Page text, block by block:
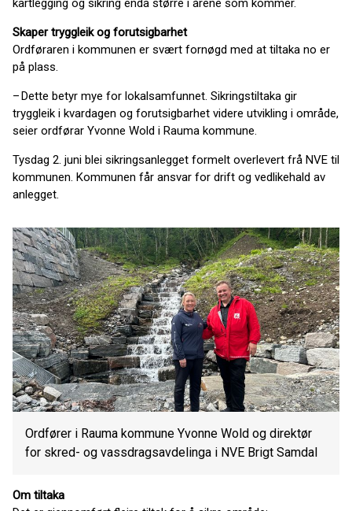
kartlegging og sikring enda større i årene som kommer.
Skaper tryggleik og forutsigbarhet
Ordføraren i kommunen er svært fornøgd med at tiltaka no er
på plass.
– Dette betyr mye for lokalsamfunnet. Sikringstiltaka gir
tryggleik i kvardagen og forutsigbarhet videre utvikling i område,
seier ordførar Yvonne Wold i Rauma kommune.
Tysdag 2. juni blei sikringsanlegget formelt overlevert frå NVE til
kommunen. Kommunen får ansvar for drift og vedlikehald av
anlegget.
Ordfører i Rauma kommune Yvonne Wold og direktør
for skred- og vassdragsavdelinga i NVE Brigt Samdal
Om tiltaka